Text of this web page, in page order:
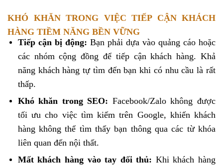
KHÓ KHĂN TRONG VIỆC TIẾP CẬN KHÁCH
HÀNG TIỀM NĂNG BỀN VỮNG
Tiếp cận bị động: Bạn phải dựa vào quảng cáo hoặc
các nhóm cộng đồng để tiếp cận khách hàng. Khả
năng khách hàng tự tìm đến bạn khi có nhu cầu là rất
thấp.
Khó khăn trong SEO: Facebook/Zalo không được
tối ưu cho việc tìm kiếm trên Google, khiến khách
hàng không thể tìm thấy bạn thông qua các từ khóa
liên quan đến nội thất.
Mất khách hàng vào tay đối thủ: Khi khách hàng